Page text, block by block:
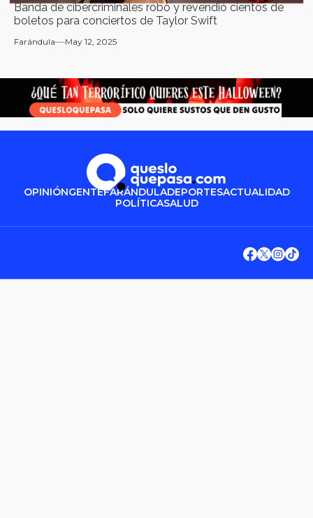
Banda de cibercriminales robó y revendió cientos de
boletos para conciertos de Taylor Swift
Farándula May 12, 2025
OPINIÓNGENTEFARÁNDULADEPORTESACTUALIDAD
POLÍTICASALUD